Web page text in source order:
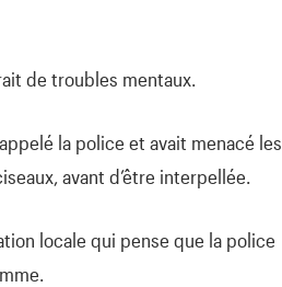
de troubles mentaux.
la police et avait menacé les
avant d’être interpellée.
locale qui pense que la police